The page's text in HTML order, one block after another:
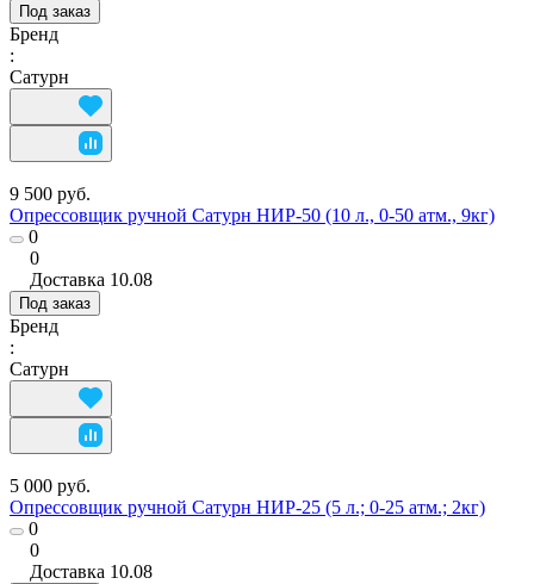
Под заказ
Бренд
:
Сатурн
9 500 руб.
Опрессовщик ручной Сатурн НИР-50 (10 л., 0-50 атм., 9кг)
0
0
Доставка 10.08
Под заказ
Бренд
:
Сатурн
5 000 руб.
Опрессовщик ручной Сатурн НИР-25 (5 л.; 0-25 атм.; 2кг)
0
0
Доставка 10.08